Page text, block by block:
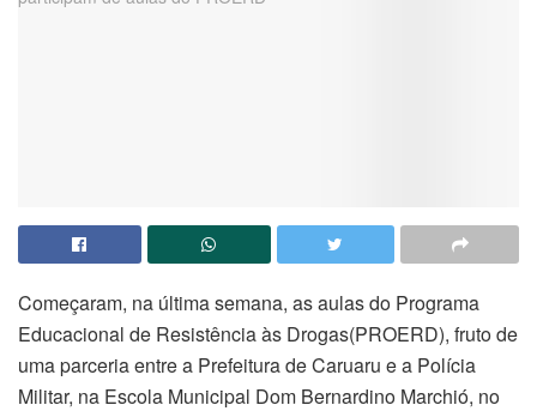
Começaram, na última semana, as aulas do Programa
Educacional de Resistência às Drogas(PROERD), fruto de
uma parceria entre a Prefeitura de Caruaru e a Polícia
Militar, na Escola Municipal Dom Bernardino Marchió, no